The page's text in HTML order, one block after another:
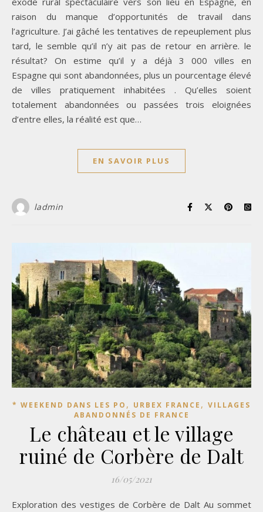
raison du manque d’opportunités de travail dans
l’agriculture. J’ai gâché les tentatives de repeuplement plus
tard, le semble qu’il n’y ait pas de retour en arrière. le
résultat? On estime qu’il y a déjà 3 000 villes en
Espagne qui sont abandonnées, plus un pourcentage élevé
de villes pratiquement inhabitées . Qu’elles soient
totalement abandonnées ou passées trois eloignées
d’entre elles, la réalité est que…
EN SAVOIR PLUS
ladmin
* WEEKEND DANS LES PO , URBEX FRANCE , VILLAGES
ABANDONNÉS DE FRANCE
Le château et le village
ruiné de Corbère de Dalt
16/05/2021
Exploration des vestiges de Corbère de Dalt Au sommet